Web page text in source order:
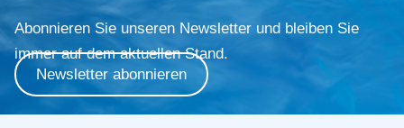
Abonnieren Sie unseren Newsletter und bleiben Sie
immer auf dem aktuellen Stand.
Newsletter abonnieren